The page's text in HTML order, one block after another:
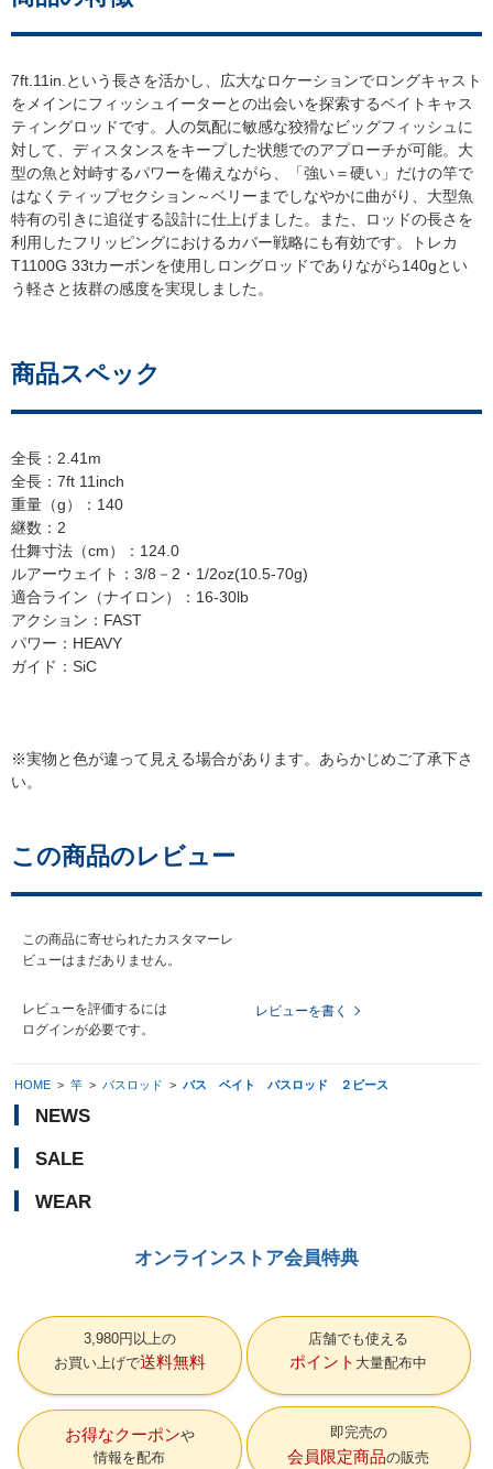
7ft.11in.という長さを活かし、広大なロケーションでロングキャスト
をメインにフィッシュイーターとの出会いを探索するベイトキャス
ティングロッドです。人の気配に敏感な狡猾なビッグフィッシュに
対して、ディスタンスをキープした状態でのアプローチが可能。大
型の魚と対峙するパワーを備えながら、「強い＝硬い」だけの竿で
はなくティップセクション～ベリーまでしなやかに曲がり、大型魚
特有の引きに追従する設計に仕上げました。また、ロッドの長さを
利用したフリッピングにおけるカバー戦略にも有効です。トレカ
T1100G 33tカーボンを使用しロングロッドでありながら140gとい
う軽さと抜群の感度を実現しました。
商品スペック
全長：2.41m
全長：7ft 11inch
重量（g）：140
継数：2
仕舞寸法（cm）：124.0
ルアーウェイト：3/8－2・1/2oz(10.5-70g)
適合ライン（ナイロン）：16-30lb
アクション：FAST
パワー：HEAVY
ガイド：SiC
※実物と色が違って見える場合があります。あらかじめご了承下さ
い。
この商品のレビュー
この商品に寄せられたカスタマーレ
ビューはまだありません。
レビューを評価するには
ログインが必要です。
レビューを書く
HOME > 竿 > バスロッド > バス ベイト バスロッド ２ピース
NEWS
SALE
WEAR
オンラインストア会員特典
3,980円以上の
お買い上げで送料無料
店舗でも使える
ポイント 大量配布中
お得なクーポン
情報を配布
即完売の
会員限定商品の販売